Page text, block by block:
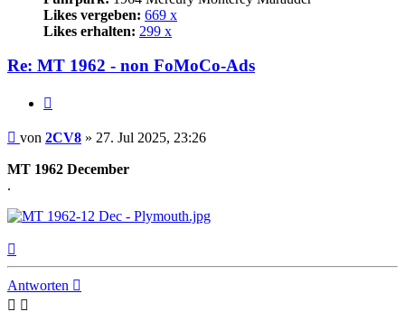
Likes vergeben: 669 x
Likes erhalten: 299 x
Re: MT 1962 - non FoMoCo-Ads
Beitrag
von 2CV8 » 27. Jul 2025, 23:26
MT 1962 December
.
Antworten